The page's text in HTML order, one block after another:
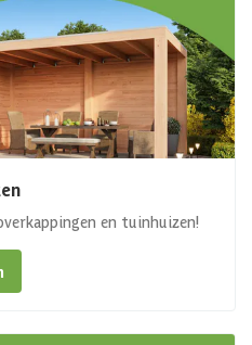
en tuinhuizen!